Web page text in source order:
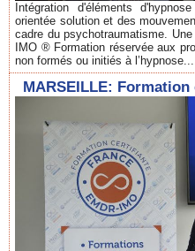
Intégration d'éléments
orientée solution et des
cadre du psychotraumatisme.
IMO ® Formation réservée aux
non formés ou initiés à
MARSEILLE: